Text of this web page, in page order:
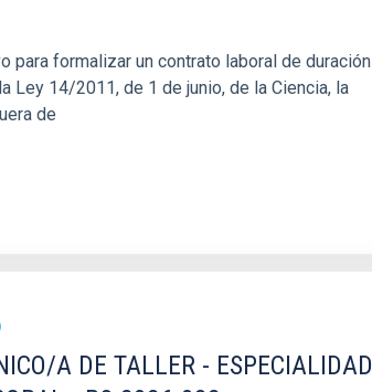
para formalizar un contrato laboral de duración
Ley 14/2011, de 1 de junio, de la Ciencia, la
de
A DE TALLER - ESPECIALIDAD